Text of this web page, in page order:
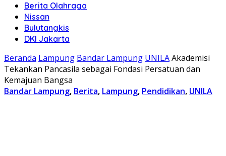
Berita Olahraga
Nissan
Bulutangkis
DKI Jakarta
Beranda Lampung Bandar Lampung UNILAAkademisi
Tekankan Pancasila sebagai Fondasi Persatuan dan
Kemajuan Bangsa
Bandar Lampung, Berita, Lampung, Pendidikan, UNILA